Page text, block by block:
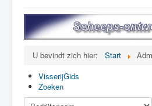
U bevindt zich hier: Start
VisserijGids
Zoeken